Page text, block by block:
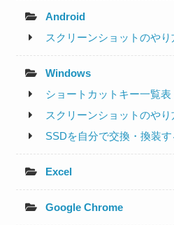
Android
スクリーンショットのやり
Windows
ショートカットキー一覧表
スクリーンショットのやり
SSDを自分で交換・換装
Excel
Google Chrome